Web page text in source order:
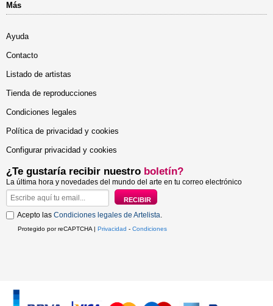
Más
Ayuda
Contacto
Listado de artistas
Tienda de reproducciones
Condiciones legales
Política de privacidad y cookies
Configurar privacidad y cookies
¿Te gustaría recibir nuestro boletín?
La última hora y novedades del mundo del arte en tu correo electrónico
Acepto las Condiciones legales de Artelista.
Protegido por reCAPTCHA | Privacidad - Condiciones